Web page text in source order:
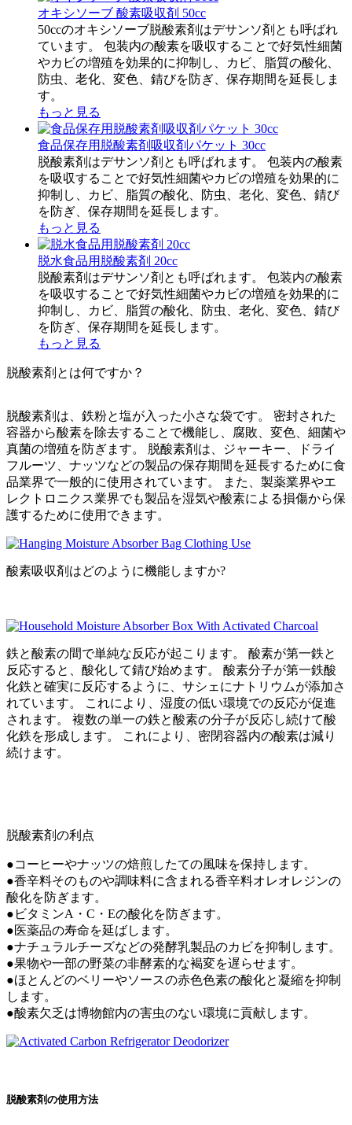
オキシソーブ 酸素吸収剤 50cc
50ccのオキシソーブ脱酸素剤はデサンソ剤とも呼ばれ
ています。 包装内の酸素を吸収することで好気性細菌
やカビの増殖を効果的に抑制し、カビ、脂質の酸化、
防虫、老化、変色、錆びを防ぎ、保存期間を延長しま
す。
もっと見る
食品保存用脱酸素剤吸収剤パケット 30cc
脱酸素剤はデサンソ剤とも呼ばれます。 包装内の酸素
を吸収することで好気性細菌やカビの増殖を効果的に
抑制し、カビ、脂質の酸化、防虫、老化、変色、錆び
を防ぎ、保存期間を延長します。
もっと見る
脱水食品用脱酸素剤 20cc
脱酸素剤はデサンソ剤とも呼ばれます。 包装内の酸素
を吸収することで好気性細菌やカビの増殖を効果的に
抑制し、カビ、脂質の酸化、防虫、老化、変色、錆び
を防ぎ、保存期間を延長します。
もっと見る
脱酸素剤とは何ですか？
脱酸素剤は、鉄粉と塩が入った小さな袋です。 密封された
容器から酸素を除去することで機能し、腐敗、変色、細菌や
真菌の増殖を防ぎます。 脱酸素剤は、ジャーキー、ドライ
フルーツ、ナッツなどの製品の保存期間を延長するために食
品業界で一般的に使用されています。 また、製薬業界やエ
レクトロニクス業界でも製品を湿気や酸素による損傷から保
護するために使用できます。
酸素吸収剤はどのように機能しますか?
鉄と酸素の間で単純な反応が起こります。 酸素が第一鉄と
反応すると、酸化して錆び始めます。 酸素分子が第一鉄酸
化鉄と確実に反応するように、サシェにナトリウムが添加さ
れています。 これにより、湿度の低い環境での反応が促進
されます。 複数の単一の鉄と酸素の分子が反応し続けて酸
化鉄を形成します。 これにより、密閉容器内の酸素は減り
続けます。
脱酸素剤の利点
●コーヒーやナッツの焙煎したての風味を保持します。
●香辛料そのものや調味料に含まれる香辛料オレオレジンの
酸化を防ぎます。
●ビタミンA・C・Eの酸化を防ぎます。
●医薬品の寿命を延ばします。
●ナチュラルチーズなどの発酵乳製品のカビを抑制します。
●果物や一部の野菜の非酵素的な褐変を遅らせます。
●ほとんどのベリーやソースの赤色色素の酸化と凝縮を抑制
します。
●酸素欠乏は博物館内の害虫のない環境に貢献します。
脱酸素剤の使用方法